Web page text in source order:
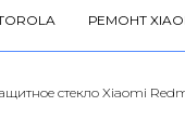
РЕМОНТ
стекло Xiaomi